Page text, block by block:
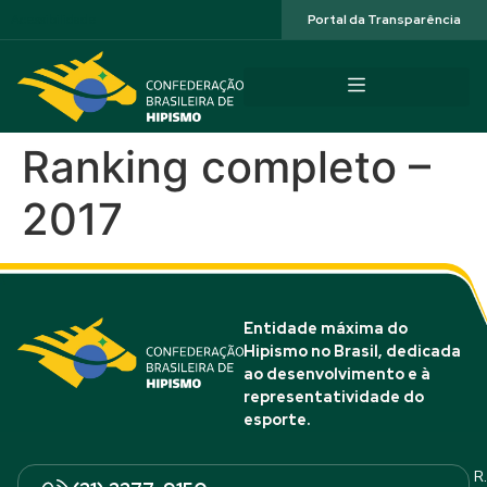
Portal da Transparência
Ranking completo –
2017
Entidade máxima do
Hipismo no Brasil, dedicada
ao desenvolvimento e à
representatividade do
esporte.
R.